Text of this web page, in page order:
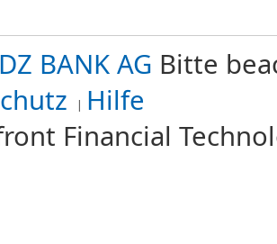
DZ BANK AG Bitte
Hilfe
Financial